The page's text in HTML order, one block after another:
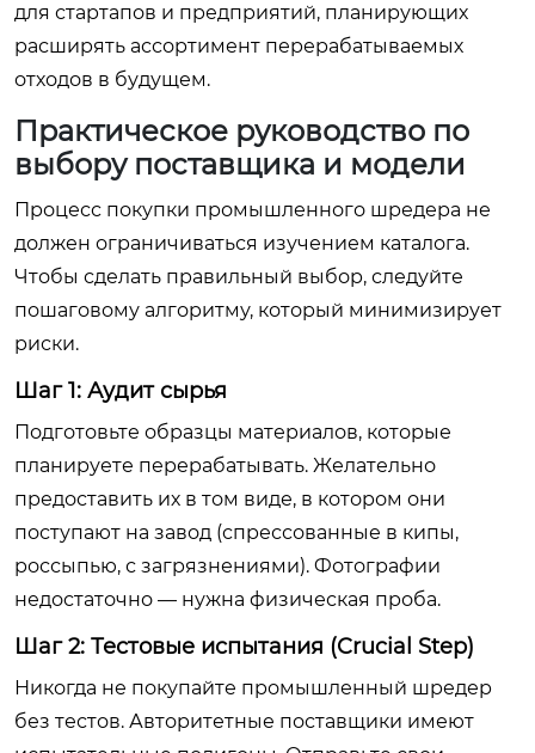
для стартапов и предприятий, планирующих
расширять ассортимент перерабатываемых
отходов в будущем.
Практическое руководство по
выбору поставщика и модели
Процесс покупки промышленного шредера не
должен ограничиваться изучением каталога.
Чтобы сделать правильный выбор, следуйте
пошаговому алгоритму, который минимизирует
риски.
Шаг 1: Аудит сырья
Подготовьте образцы материалов, которые
планируете перерабатывать. Желательно
предоставить их в том виде, в котором они
поступают на завод (спрессованные в кипы,
россыпью, с загрязнениями). Фотографии
недостаточно — нужна физическая проба.
Шаг 2: Тестовые испытания (Crucial Step)
Никогда не покупайте промышленный шредер
без тестов. Авторитетные поставщики имеют